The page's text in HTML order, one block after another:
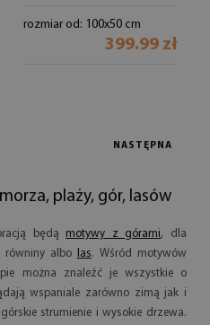
rozmiar od: 100x50 cm
399.99 zł
NASTĘPNA
plaży, gór, lasów
będą motywy z górami, dla
równiny albo las. Wśród motywów
można znaleźć je wszystkie o
wspaniale zarówno zimą jak i
strumienie i wysokie drzewa.